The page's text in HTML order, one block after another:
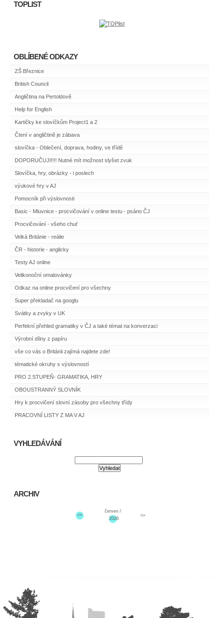
TOPLIST
OBLÍBENÉ ODKAZY
ZŠ Březnice
British Council
Angličtina na Pertoldově
Help for English
Kartičky ke slovíčkům Project1 a 2
Čtení v angličtině je zábava
slovíčka - Oblečení, doprava, hodiny, ve třídě
DOPORUČUJI!!!! Nutné mít možnost slyšet zvuk
Slovíčka, hry, obrázky - i poslech
výukové hry v AJ
Pomocník při výslovnosti
Basic - Mluvnice - procvičování v online testu - psáno ČJ
Procvičování - všeho chuť
Velká Británie - reálie
ČR - historie - anglicky
Testy AJ online
Velikonoční omalovánky
Odkaz na online procvičení pro všechny
Super překladač na googlu
Svátky a zvyky v UK
Perfekní přehled gramatiky v ČJ a také témat na konverzaci
Výrobní dílny z papíru
vše co vás o Británii zajímá najdete zde!
tématické okruhy s výslovností
PRO 2.STUPEŇ- GRAMATIKA, HRY
OBOUSTRANNÝ SLOVNÍK
Hry k procvičení slovní zásoby pro všechny třídy
PRACOVNÍ LISTY Z MA V AJ
VYHLEDÁVÁNÍ
ARCHIV
<<
červen /
2026
>>